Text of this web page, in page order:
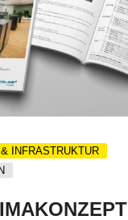
INFRASTRUKTUR